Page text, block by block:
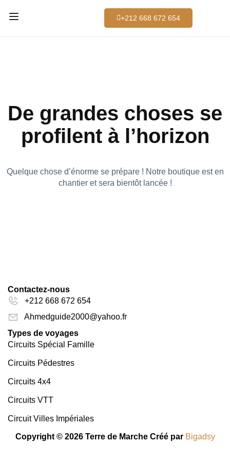
+212 668 672 654
De grandes choses se
profilent à l’horizon
Quelque chose d’énorme se prépare ! Notre boutique est en
chantier et sera bientôt lancée !
Contactez-nous
+212 668 672 654
Ahmedguide2000@yahoo.fr
Types de voyages
Circuits Spécial Famille
Circuits Pédestres
Circuits 4x4
Circuits VTT
Circuit Villes Impériales
Copyright © 2026 Terre de Marche Créé par Bigadsy